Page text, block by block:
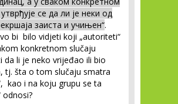
утврђује се да ли је неки од
заиста и учињен“.
bi bilo vidjeti koji „autoriteti“
konkretnom slučaju
da li je neko vrijeđao ili bio
tj. šta o tom slučaju smatra
kao i na koju grupu se ta
odnosi?